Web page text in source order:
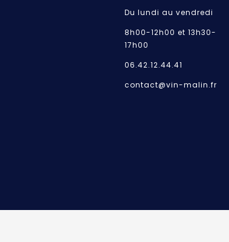
Du lundi au vendredi
8h00-12h00 et 13h30-
17h00
06.42.12.44.41
contact@vin-malin.fr